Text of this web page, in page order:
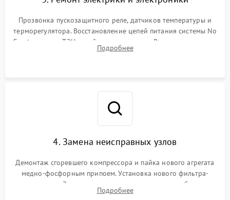
Прозвонка пускозащитного реле, датчиков температуры и
терморегулятора. Восстановление цепей питания системы No
Frost, включая ТЭН оттайки и вентилятор. Ремонт или замена
платы управления при сбоях алгоритмов.
Подробнее
4. Замена неисправных узлов
Демонтаж сгоревшего компрессора и пайка нового агрегата
медно-фосфорным припоем. Установка нового фильтра-
осушителя. Замена изношенных вентиляторов обдува,
сломанных заслонок или поврежденных дверных петель.
Подробнее